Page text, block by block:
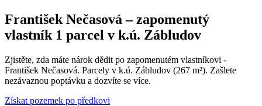
František Nečasová – zapomenutý
vlastník 1 parcel v k.ú. Zábludov
Zjistěte, zda máte nárok dědit po zapomenutém vlastníkovi -
František Nečasová. Parcely v k.ú. Zábludov (267 m²). Zašlete
nezávaznou poptávku a dozvíte se více.
Získat pozemek po předkovi